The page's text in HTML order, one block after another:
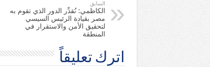
السابق
الكاظمي: نُقدِّر الدور الذي تقوم به
مصر بقيادة الرئيس السيسي
لتحقيق الأمن والاستقرار في
المنطقة
اترك تعليقاً